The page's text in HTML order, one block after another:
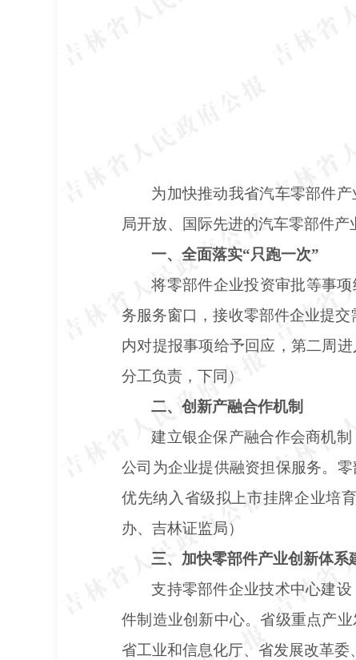
为加快推动我省汽车零部件
局开放、国际先进的汽车零部件产
一、全面落实“只跑一次”
将零部件企业投资审批等事项
务服务窗口，接收零部件企业提
内对提报事项给予回应，第二周
分工负责，下同）
二、创新产融合作机制
建立银企保产融合作会商机
公司为企业提供融资担保服务。
优先纳入省级拟上市挂牌企业培
办、吉林证监局）
三、加快零部件产业创新体系
支持零部件企业技术中心建
件制造业创新中心。省级重点产
省工业和信息化厅、省发展改革委